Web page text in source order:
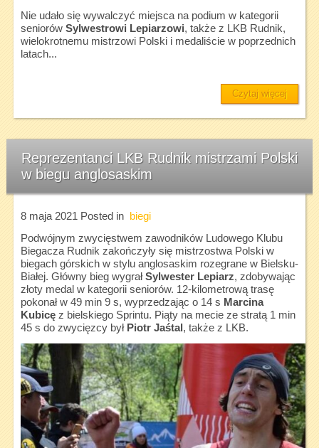
Nie udało się wywalczyć miejsca na podium w kategorii
seniorów Sylwestrowi Lepiarzowi, także z LKB Rudnik,
wielokrotnemu mistrzowi Polski i medaliście w poprzednich
latach...
Czytaj więcej
Reprezentanci LKB Rudnik mistrzami Polski
w biegu anglosaskim
8 maja 2021 Posted in biegi
Podwójnym zwycięstwem zawodników Ludowego Klubu
Biegacza Rudnik zakończyły się mistrzostwa Polski w
biegach górskich w stylu anglosaskim rozegrane w Bielsku-
Białej. Główny bieg wygrałSylwester Lepiarz, zdobywając
złoty medal w kategorii seniorów. 12-kilometrową trasę
pokonał w 49 min 9 s, wyprzedzając o 14 s Marcina
Kubicęz bielskiego Sprintu. Piąty na mecie ze stratą 1 min
45 s do zwycięzcy był Piotr Jaśtal, także z LKB.